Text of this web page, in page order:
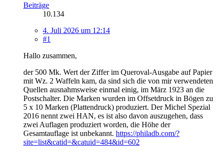
Beiträge
10.134
4. Juli 2026 um 12:14
#1
Hallo zusammen,
der 500 Mk. Wert der Ziffer im Queroval-Ausgabe auf Papier
mit Wz. 2 Waffeln kam, da sind sich die von mir verwendeten
Quellen ausnahmsweise einmal einig, im März 1923 an die
Postschalter. Die Marken wurden im Offsetdruck in Bögen zu
5 x 10 Marken (Plattendruck) produziert. Der Michel Spezial
2016 nennt zwei HAN, es ist also davon auszugehen, dass
zwei Auflagen produziert worden, die Höhe der
Gesamtauflage ist unbekannt. https://philadb.com/?
site=list&catid=&catuid=484&id=602